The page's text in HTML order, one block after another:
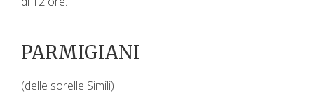
PARMIGIANI
(delle sorelle Simili)